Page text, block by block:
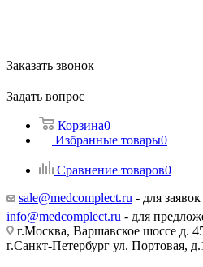
Заказать звонок
Задать вопрос
Корзина0
Избранные товары0
Сравнение товаров0
sale@medcomplect.ru - для заявок
info@medcomplect.ru - для
г.Москва, Варшавское шоссе д.
г.Санкт-Петербург ул. Портовая,